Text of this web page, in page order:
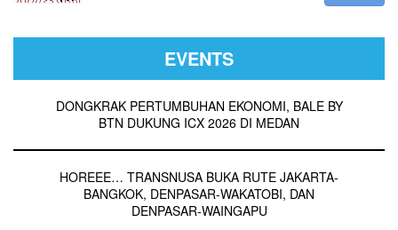
EVENTS
DONGKRAK PERTUMBUHAN EKONOMI, BALE BY
BTN DUKUNG ICX 2026 DI MEDAN
HOREEE… TRANSNUSA BUKA RUTE JAKARTA-
BANGKOK, DENPASAR-WAKATOBI, DAN
DENPASAR-WAINGAPU